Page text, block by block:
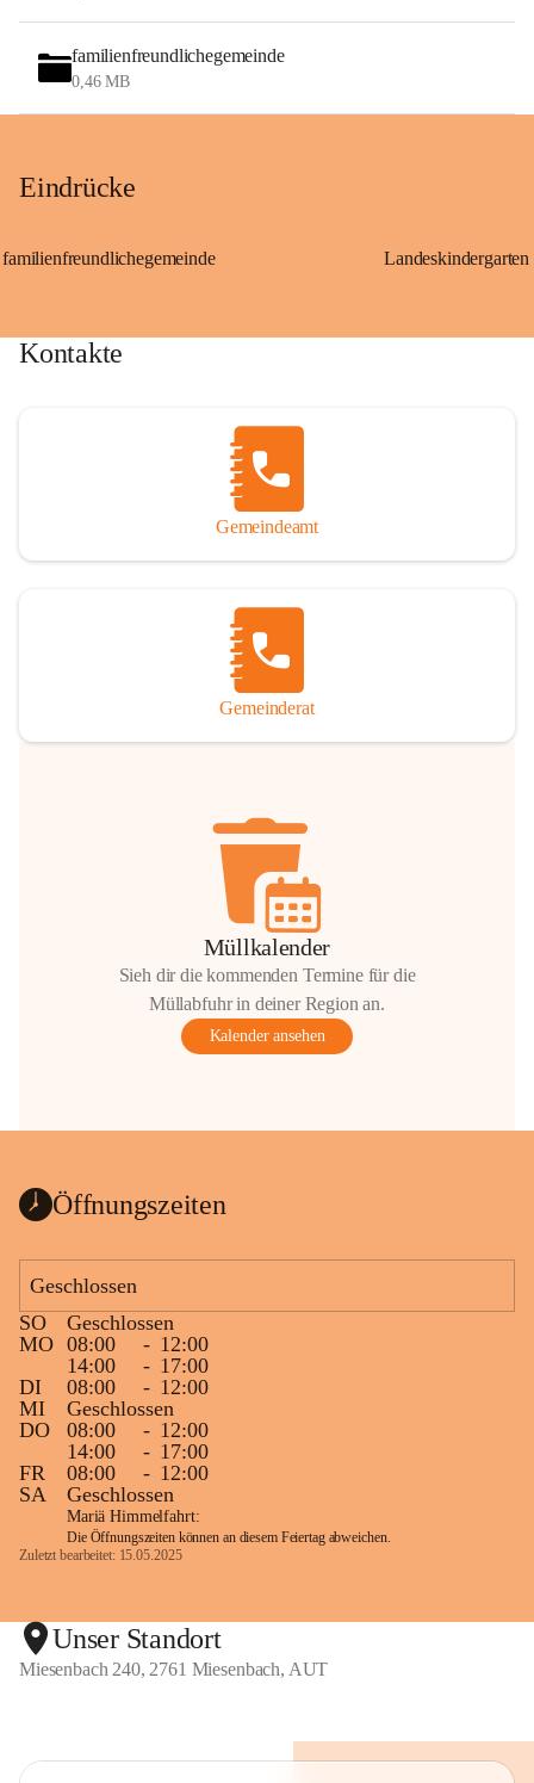
familienfreundlichegemeinde
0,46 MB
Eindrücke
familienfreundlichegemeinde
Kontakte
Gemeindeamt
Gemeinderat
Müllkalender
Sieh dir die kommenden Termine für die
Müllabfuhr in deiner Region an.
Kalender ansehen
Öffnungszeiten
Geschlossen
SO
Geschlossen
MO 08:00 - 12:00
14:00
- 17:00
DI
08:00 - 12:00
MI
Geschlossen
DO
08:00 - 12:00
14:00
- 17:00
FR
08:00 - 12:00
SA
Geschlossen
Mariä Himmelfahrt:
Die Öffnungszeiten können an diesem Feiertag abweichen.
Zuletzt bearbeitet: 15.05.2025
Unser Standort
Miesenbach 240, 2761 Miesenbach, AUT